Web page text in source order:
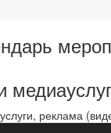
реклама